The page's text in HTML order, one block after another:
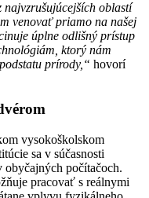
najvzrušujúcejších oblastí
venovať priamo na našej
úplne odlišný prístup
ktorý nám
prírody,“ hovorí
vysokoškolskom
sa v súčasnosti
obyčajných počítačoch.
pracovať s reálnymi